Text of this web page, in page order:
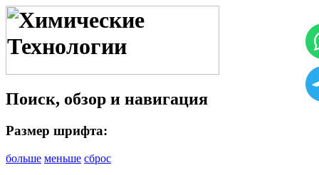
Поиск, обзор и навигация
Размер шрифта:
больше меньше сброс